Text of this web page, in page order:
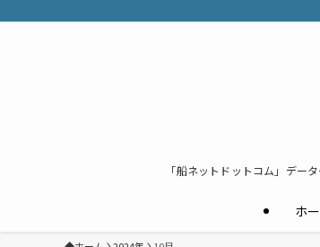
「船ネットドットコム」デー
ホ